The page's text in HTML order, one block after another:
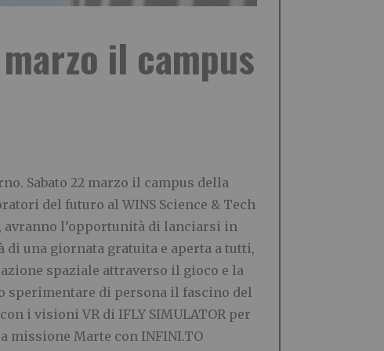
il campus
Sabato 22 marzo il campus della
del futuro al WINS Science & Tech
avranno l’opportunità di lanciarsi in
una giornata gratuita e aperta a tutti,
spaziale attraverso il gioco e la
sperimentare di persona il fascino del
i visioni VR di IFLY SIMULATOR per
missione Marte con INFINI.TO